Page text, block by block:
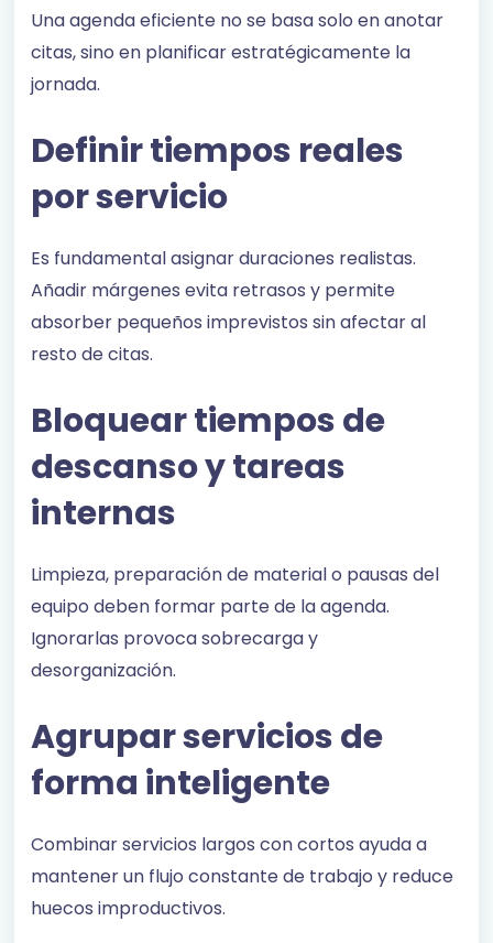
Una agenda eficiente no se basa solo en anotar
citas, sino en planificar estratégicamente la
jornada.
Definir tiempos reales
por servicio
Es fundamental asignar duraciones realistas.
Añadir márgenes evita retrasos y permite
absorber pequeños imprevistos sin afectar al
resto de citas.
Bloquear tiempos de
descanso y tareas
internas
Limpieza, preparación de material o pausas del
equipo deben formar parte de la agenda.
Ignorarlas provoca sobrecarga y
desorganización.
Agrupar servicios de
forma inteligente
Combinar servicios largos con cortos ayuda a
mantener un flujo constante de trabajo y reduce
huecos improductivos.